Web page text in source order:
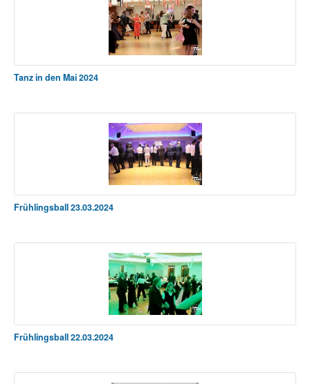
Tanz in den Mai 2024
Frühlingsball 23.03.2024
Frühlingsball 22.03.2024